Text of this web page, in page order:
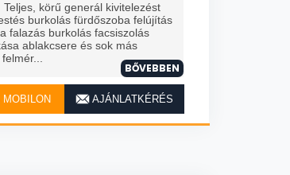
körű generál kivitelezést
burkolás fürdőszoba felújítás
falazás burkolás facsiszolás
ablakcsere és sok más
BŐVEBBEN
MOBILON AJÁNLATKÉRÉS